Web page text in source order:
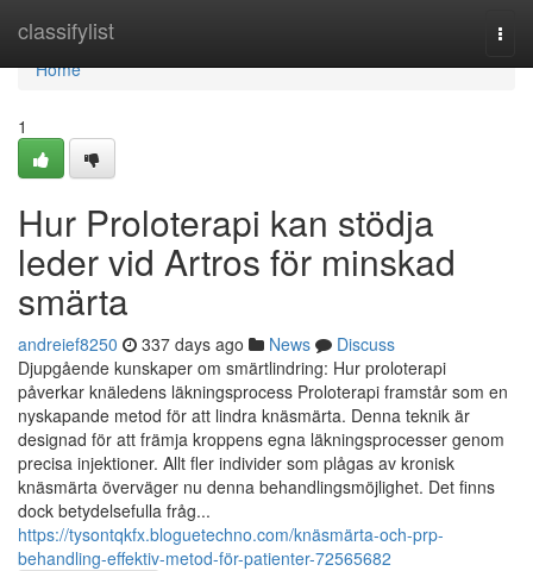
classifylist
Home
Home
1
Hur Proloterapi kan stödja
leder vid Artros för minskad
smärta
andreief8250 337 days ago News
Discuss
Djupgående kunskaper om smärtlindring: Hur proloterapi
påverkar knäledens läkningsprocess Proloterapi framstår som en
nyskapande metod för att lindra knäsmärta. Denna teknik är
designad för att främja kroppens egna läkningsprocesser genom
precisa injektioner. Allt fler individer som plågas av kronisk
knäsmärta överväger nu denna behandlingsmöjlighet. Det finns
dock betydelsefulla fråg...
https://tysontqkfx.bloguetechno.com/knäsmärta-och-prp-
behandling-effektiv-metod-för-patienter-72565682